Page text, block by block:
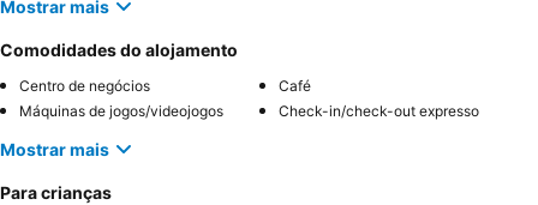
Mostrar mais
Comodidades do alojamento
Centro de negócios
Café
Máquinas de jogos/videojogos
Check-in/check-out expresso
Mostrar mais
Para crianças